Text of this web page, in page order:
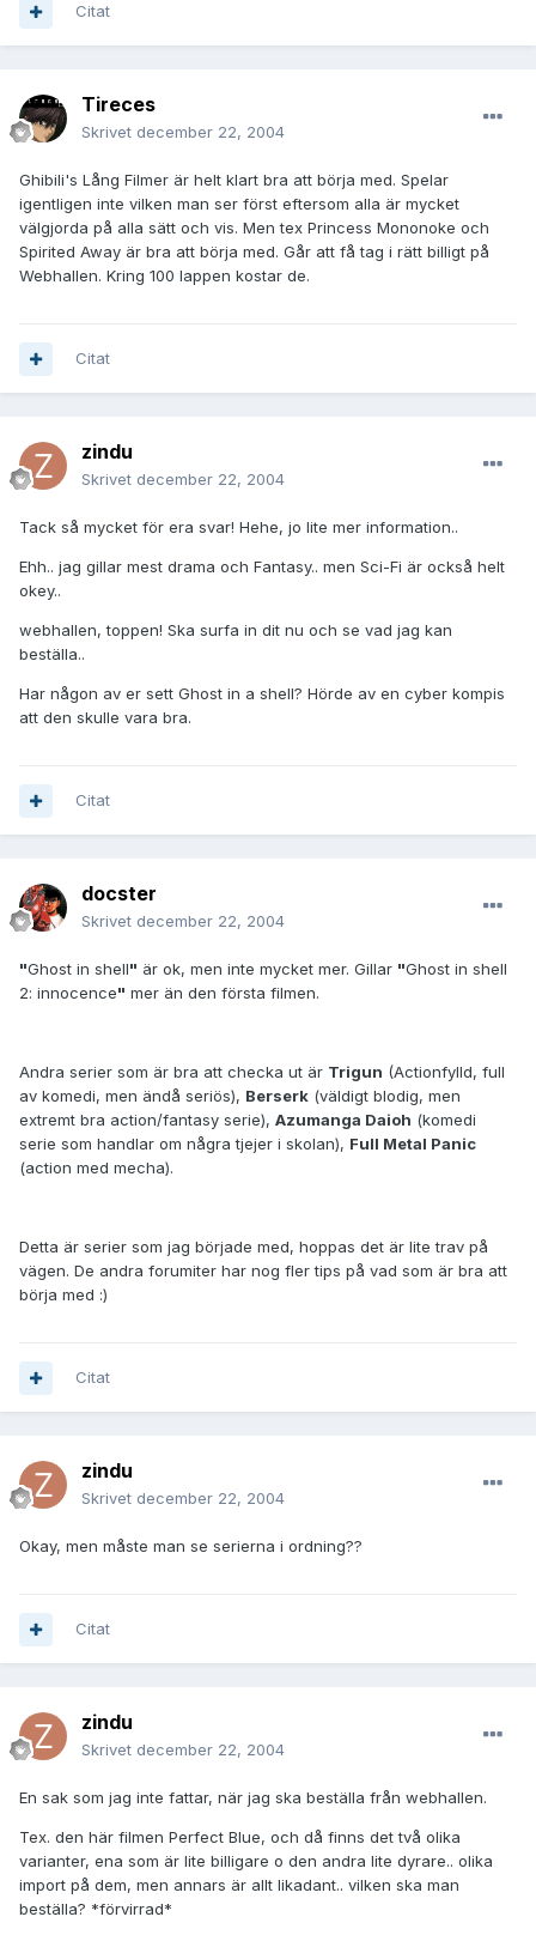
Citat
Tireces
Skrivet december 22, 2004
Ghibili's Lång Filmer är helt klart bra att börja med. Spelar
igentligen inte vilken man ser först eftersom alla är mycket
välgjorda på alla sätt och vis. Men tex Princess Mononoke och
Spirited Away är bra att börja med. Går att få tag i rätt billigt på
Webhallen. Kring 100 lappen kostar de.
Citat
zindu
Skrivet december 22, 2004
Tack så mycket för era svar! Hehe, jo lite mer information..
Ehh.. jag gillar mest drama och Fantasy.. men Sci-Fi är också helt
okey..
webhallen, toppen! Ska surfa in dit nu och se vad jag kan
beställa..
Har någon av er sett Ghost in a shell? Hörde av en cyber kompis
att den skulle vara bra.
Citat
docster
Skrivet december 22, 2004
"Ghost in shell" är ok, men inte mycket mer. Gillar "Ghost in shell
2: innocence" mer än den första filmen.
Andra serier som är bra att checka ut är Trigun (Actionfylld, full
av komedi, men ändå seriös), Berserk (väldigt blodig, men
extremt bra action/fantasy serie), Azumanga Daioh (komedi
serie som handlar om några tjejer i skolan), Full Metal Panic
(action med mecha).
Detta är serier som jag började med, hoppas det är lite trav på
vägen. De andra forumiter har nog fler tips på vad som är bra att
börja med :)
Citat
zindu
Skrivet december 22, 2004
Okay, men måste man se serierna i ordning??
Citat
zindu
Skrivet december 22, 2004
En sak som jag inte fattar, när jag ska beställa från webhallen.
Tex. den här filmen Perfect Blue, och då finns det två olika
varianter, ena som är lite billigare o den andra lite dyrare.. olika
import på dem, men annars är allt likadant.. vilken ska man
beställa? *förvirrad*